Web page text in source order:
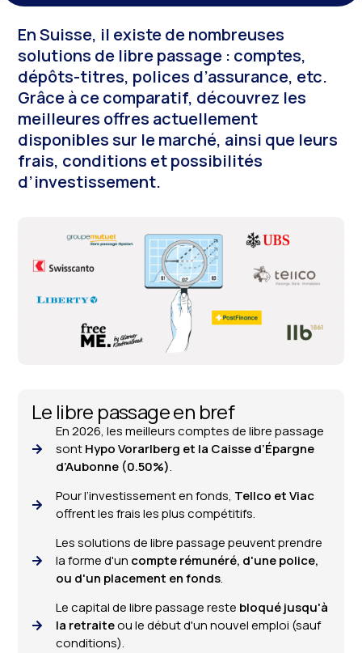
En Suisse, il existe de nombreuses
solutions de libre passage : comptes,
dépôts-titres, polices d’assurance, etc.
Grâce à ce comparatif, découvrez les
meilleures offres actuellement
disponibles sur le marché, ainsi que leurs
frais, conditions et possibilités
d’investissement.
Le libre passage en bref
En 2026, les meilleurs comptes de libre passage
sontHypo Vorarlberg et la Caisse d’Épargne
d’Aubonne (0.50%).
Pour l’investissement en fonds, Tellco et Viac
offrent les frais les plus compétitifs.
Les solutions de libre passage peuvent prendre
la forme d'un compte rémunéré, d'une police,
ou d'un placement en fonds.
Le capital de libre passage reste bloqué jusqu'à
la retraiteou le début d'un nouvel emploi (sauf
conditions).